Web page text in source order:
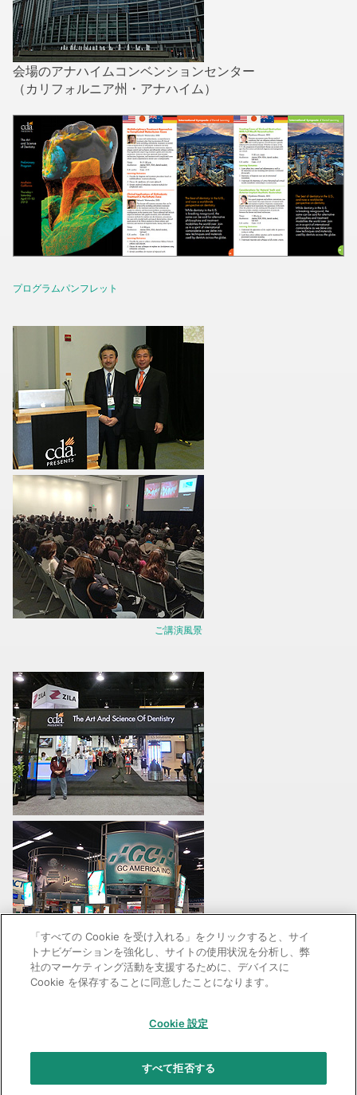
会場のアナハイムコンベンションセンター
（カリフォルニア州・アナハイム）
プログラムパンフレット
ご講演風景
デンタルショー会場
© 2026 GC Corp. 無断転載禁止 お問い合わせ
「すべての Cookie を受け入れる」をクリックすると、サイ
トナビゲーションを強化し、サイトの使用状況を分析し、弊
社のマーケティング活動を支援するために、デバイスに
Cookie を保存することに同意したことになります。
Cookie 設定
すべて拒否する